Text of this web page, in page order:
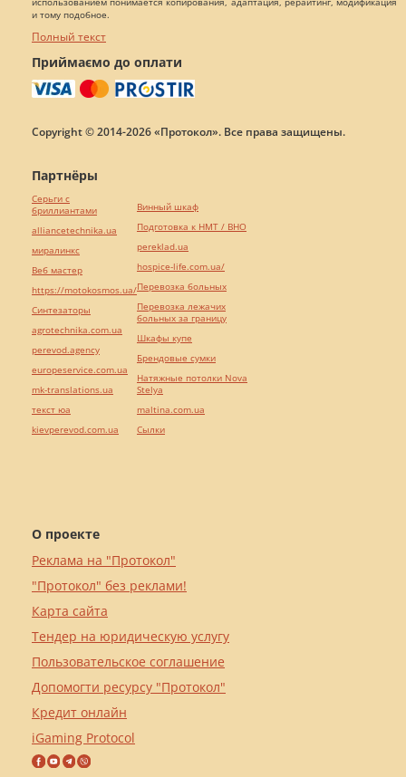
и тому подобное.
Полный текст
Приймаємо до оплати
Copyright © 2014-2026 «Протокол». Все права защищены.
О проекте
Реклама на "Протокол"
"Протокол" без реклами!
Карта сайта
Тендер на юридическую услугу
Пользовательское соглашение
Допомогти ресурсу "Протокол"
Кредит онлайн
iGaming Protocol
Партнёры
Серьги с
бриллиантами
alliancetechnika.ua
миралинкс
Веб мастер
https://motokosmos.ua/
Синтезаторы
agrotechnika.com.ua
perevod.agency
europeservice.com.ua
mk-translations.ua
текст юа
kievperevod.com.ua
Винный шкаф
Подготовка к НМТ / ВНО
pereklad.ua
hospice-life.com.ua/
Перевозка больных
Перевозка лежачих
больных за границу
Шкафы купе
Брендовые сумки
Натяжные потолки Nova
Stelya
maltina.com.ua
Cылки